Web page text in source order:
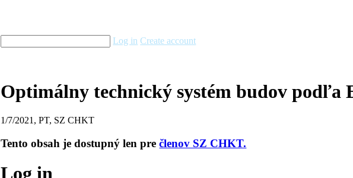
Log in Create account
Optimálny technický systém budov podľa
1/7/2021, PT, SZ CHKT
Tento obsah je dostupný len prečlenov SZ CHKT.
Log in